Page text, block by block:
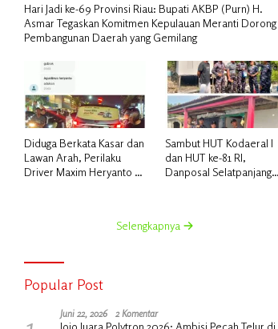
Hari Jadi ke-69 Provinsi Riau: Bupati AKBP (Purn) H.
Asmar Tegaskan Komitmen Kepulauan Meranti Dorong
Pembangunan Daerah yang Gemilang
Diduga Berkata Kasar dan
Lawan Arah, Perilaku
Driver Maxim Heryanto di
Sambut HUT Kodaeral I
dan HUT ke-81 RI,
Danposal Selatpanjang
di Kepulauan Meranti
Selengkapnya
Popular Post
Juni 22, 2026 2 Komentar